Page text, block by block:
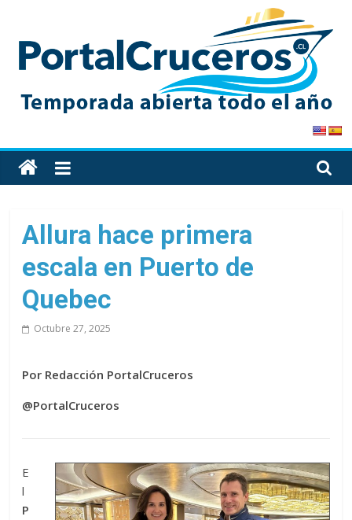
content
PortalCruceros
Toda
la
cruceros
en
solo
Allura hace primera
escala en Puerto de
Quebec
Octubre 27, 2025
Por Redacción PortalCruceros
@PortalCruceros
E
l
P